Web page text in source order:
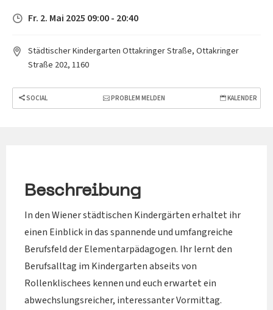
Fr. 2. Mai 2025 09:00 - 20:40
Städtischer Kindergarten Ottakringer Straße, Ottakringer
Straße 202, 1160
SOCIAL PROBLEM MELDEN KALENDER
Beschreibung
In den Wiener städtischen Kindergärten erhaltet ihr
einen Einblick in das spannende und umfangreiche
Berufsfeld der Elementarpädagogen. Ihr lernt den
Berufsalltag im Kindergarten abseits von
Rollenklischees kennen und euch erwartet ein
abwechslungsreicher, interessanter Vormittag.